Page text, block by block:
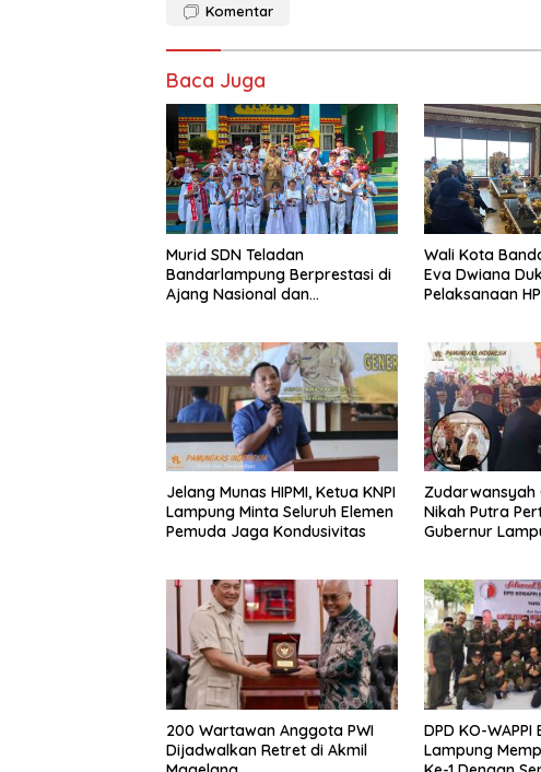
Komentar
Baca Juga
Murid SDN Teladan
Bandarlampung Berprestasi di
Ajang Nasional dan
Wali Kota
Eva Dwiana
Pelaksanaan
Jelang Munas HIPMI, Ketua KNPI
Lampung Minta Seluruh Elemen
Pemuda Jaga Kondusivitas
Zudarwansyah
Nikah Putra
Gubernur
200 Wartawan Anggota PWI
Dijadwalkan Retret di Akmil
DPD KO-
Lampung